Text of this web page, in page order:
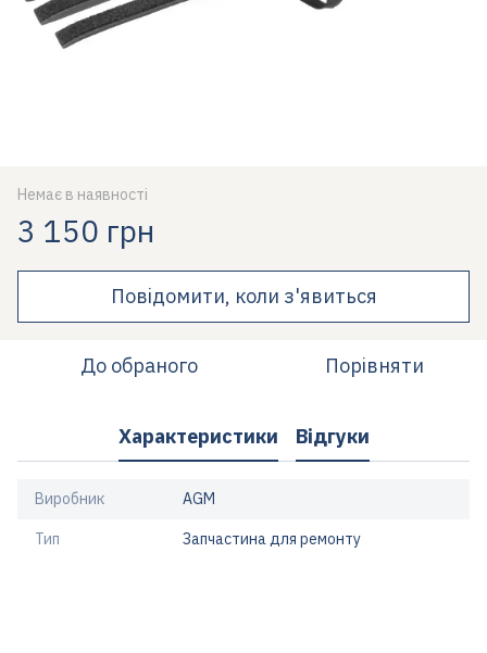
Немає в наявності
3 150 грн
Повідомити, коли з'явиться
До обраного Порівняти
Характеристики Відгуки
Виробник AGM
Тип Запчастина для ремонту